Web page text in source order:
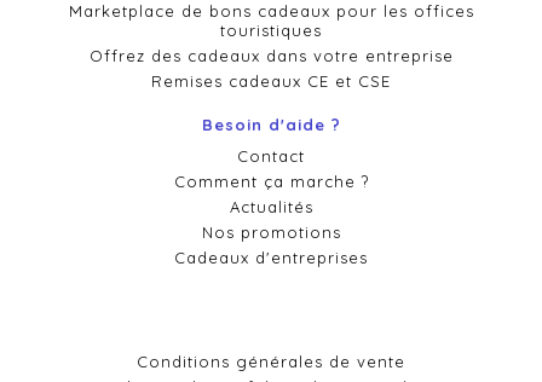
Marketplace de bons cadeaux pour les offices
touristiques
Offrez des cadeaux dans votre entreprise
Remises cadeaux CE et CSE
Besoin d'aide ?
Contact
Comment ça marche ?
Actualités
Nos promotions
Cadeaux d'entreprises
Conditions générales de vente